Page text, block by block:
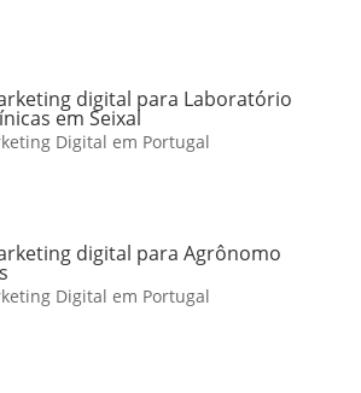
digital para Laboratório
em Seixal
Digital em Portugal
digital para Agrônomo
Digital em Portugal